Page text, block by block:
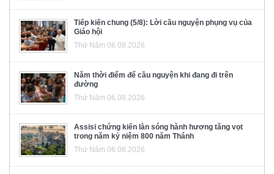
Tiếp kiến chung (5/8): Lời cầu nguyện phụng vụ của
Giáo hội
Thứ Năm 06.08.2026
Năm thời điểm để cầu nguyện khi đang đi trên
đường
Thứ Năm 06.08.2026
Assisi chứng kiến làn sóng hành hương tăng vọt
trong năm kỷ niệm 800 năm Thánh
Thứ Năm 06.08.2026